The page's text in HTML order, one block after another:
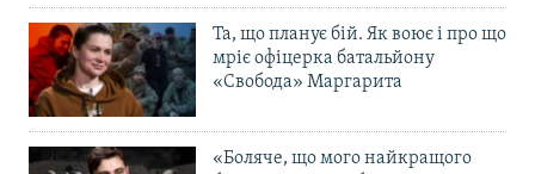
Та, що планує бій. Як воює і про що
мріє офіцерка батальйону
«Свобода» Маргарита
«Боляче, що мого найкращого